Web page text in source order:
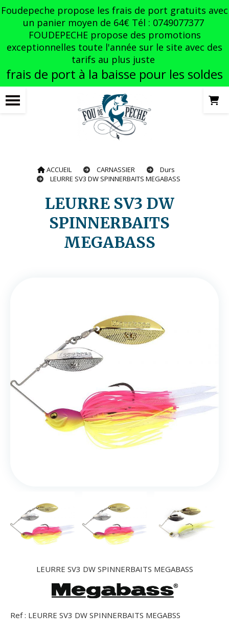
Foudepeche propose les frais de port gratuits avec
un panier moyen de 64€ Tél : 0749077377
FOUDEPECHE propose des promotions
exceptionnelles toute l'année sur le site avec des
tarifs au plus juste
frais de port à la baisse pour les soldes
ACCUEIL CARNASSIER
Durs
LEURRE SV3 DW SPINNERBAITS MEGABASS
LEURRE SV3 DW
SPINNERBAITS
MEGABASS
LEURRE SV3 DW SPINNERBAITS MEGABASS
Ref : LEURRE SV3 DW SPINNERBAITS MEGABSS